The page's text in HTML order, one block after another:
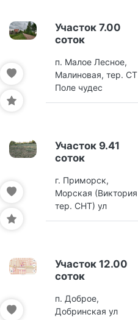
Участок 7.00
соток
п. Малое Лесное,
Малиновая, тер. СТ
Поле чудес
Участок 9.41
соток
г. Приморск,
Морская (Виктория
тер. СНТ) ул
Участок 12.00
соток
п. Доброе,
Добринская ул